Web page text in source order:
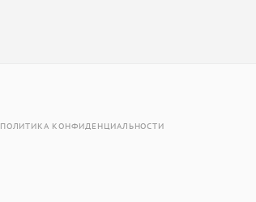
ПОЛИТИКА КОНФИДЕНЦИАЛЬНОСТИ